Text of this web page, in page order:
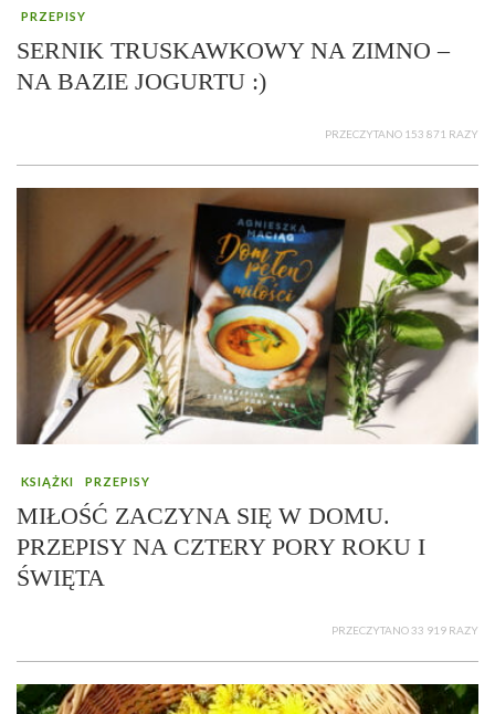
PRZEPISY
SERNIK TRUSKAWKOWY NA ZIMNO –
NA BAZIE JOGURTU :)
PRZECZYTANO 153 871 RAZY
KSIĄŻKI PRZEPISY
MIŁOŚĆ ZACZYNA SIĘ W DOMU.
PRZEPISY NA CZTERY PORY ROKU I
ŚWIĘTA
PRZECZYTANO 33 919 RAZY